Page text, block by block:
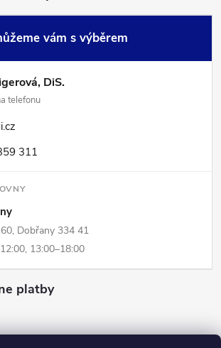
vám s výběrem
DiS.
telefonu
311
Dobřany 334 41
13:00–18:00
platby